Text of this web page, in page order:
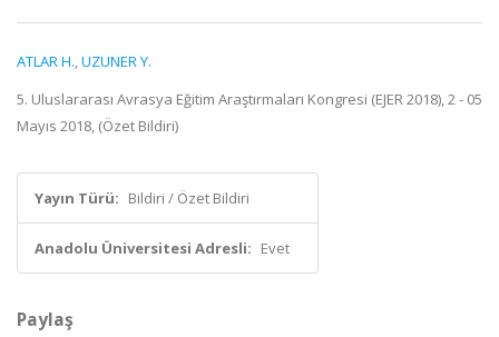
ATLAR H.,UZUNER Y.
5. Uluslararası Avrasya Eğitim Araştırmaları Kongresi (EJER 2018), 2 - 05
Mayıs 2018, (Özet Bildiri)
Yayın Türü: Bildiri / Özet Bildiri
Anadolu Üniversitesi Adresli: Evet
Paylaş